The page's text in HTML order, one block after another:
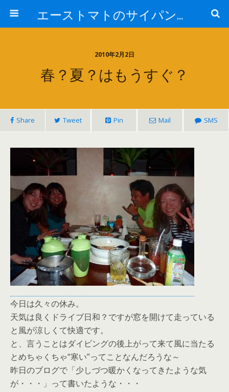
エーストマトのサイパンダイビング日記
2010年2月2日
春？夏？はもうすぐ？
Share Tweet Pin Mail SMS
今日は久々の休み。
天気は良くドライブ日和？ですが窓を開けて走っている
と風が涼しくて快適です。
と、言うことはダイビングの後上がって来て風に当たる
とめちゃくちゃ“寒い”ってことなんだろうな～
昨日のブログで「少しづつ暖かくなってきたような気
が・・・」って書いたような・・・